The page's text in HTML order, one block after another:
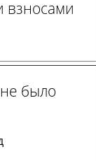
взносами
было